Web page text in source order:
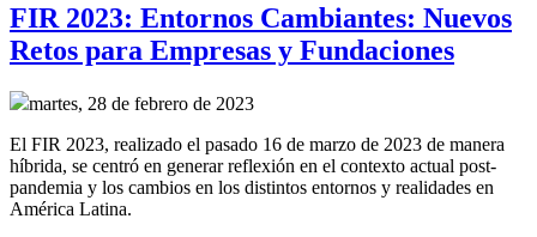
FIR 2023: Entornos Cambiantes: Nuevos
Retos para Empresas y Fundaciones
martes, 28 de febrero de 2023
El FIR 2023, realizado el pasado 16 de marzo de 2023 de manera
híbrida, se centró en generar reflexión en el contexto actual post-
pandemia y los cambios en los distintos entornos y realidades en
América Latina.